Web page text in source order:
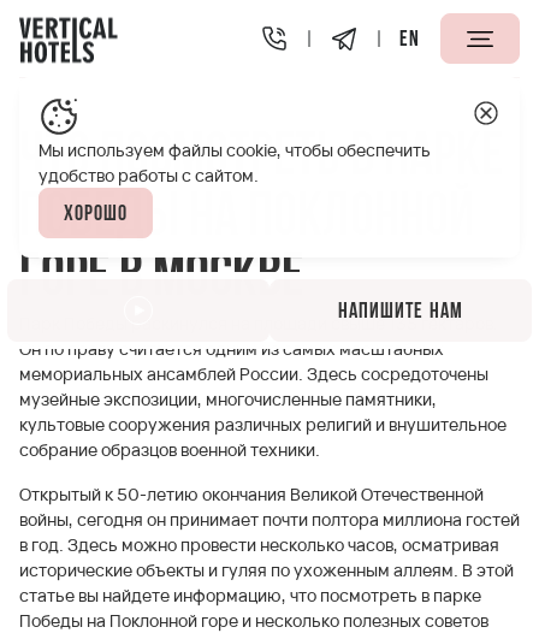
EN
Апарт-отели Vertical Что
Что посмотреть в парке
Победы на Поклонной
горе в Москве
Парк Победы раскинулся на площади свыше 135 гектаров.
Он по праву считается одним из самых масштабных
мемориальных ансамблей России. Здесь сосредоточены
музейные экспозиции, многочисленные памятники,
культовые сооружения различных религий и внушительное
собрание образцов военной техники.
Открытый к 50-летию окончания Великой Отечественной
войны, сегодня он принимает почти полтора миллиона гостей
в год. Здесь можно провести несколько часов, осматривая
исторические объекты и гуляя по ухоженным аллеям. В этой
статье вы найдете информацию, что посмотреть в парке
Победы на Поклонной горе и несколько полезных советов
Мы используем файлы cookie, чтобы обеспечить
удобство работы с сайтом.
Хорошо
Напишите нам